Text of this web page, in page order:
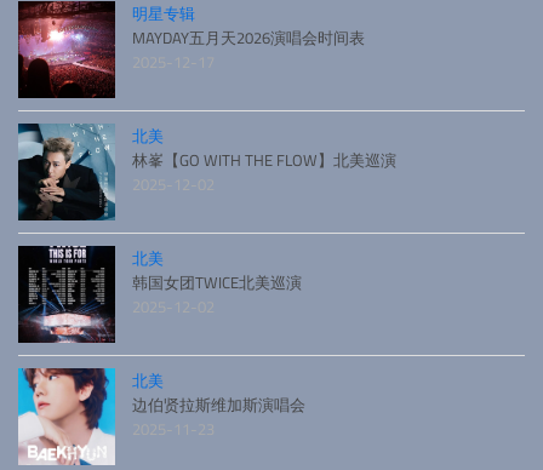
明星专辑
MAYDAY五月天2026演唱会时间表
2025-12-17
北美
林峯【GO WITH THE FLOW】北美巡演
2025-12-02
北美
韩国女团TWICE北美巡演
2025-12-02
北美
边伯贤拉斯维加斯演唱会
2025-11-23